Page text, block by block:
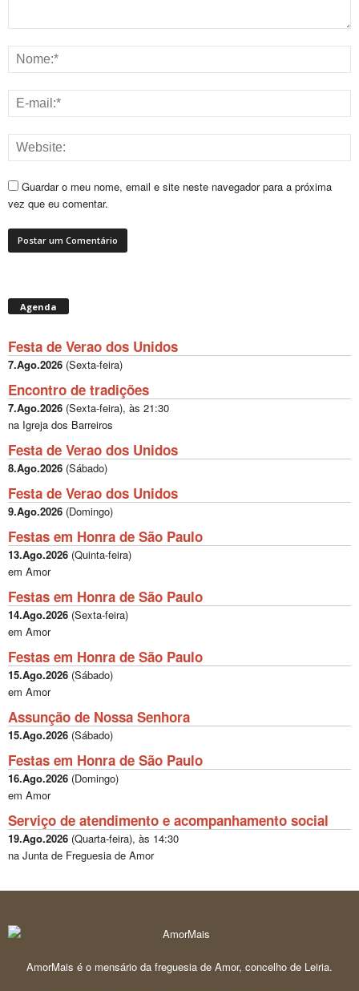
Guardar o meu nome, email e site neste navegador para a próxima
vez que eu comentar.
Agenda
Festa de Verao dos Unidos
7.Ago.2026 (Sexta-feira)
Encontro de tradições
7.Ago.2026 (Sexta-feira), às 21:30
na Igreja dos Barreiros
Festa de Verao dos Unidos
8.Ago.2026 (Sábado)
Festa de Verao dos Unidos
9.Ago.2026 (Domingo)
Festas em Honra de São Paulo
13.Ago.2026 (Quinta-feira)
em Amor
Festas em Honra de São Paulo
14.Ago.2026 (Sexta-feira)
em Amor
Festas em Honra de São Paulo
15.Ago.2026 (Sábado)
em Amor
Assunção de Nossa Senhora
15.Ago.2026 (Sábado)
Festas em Honra de São Paulo
16.Ago.2026 (Domingo)
em Amor
Serviço de atendimento e acompanhamento social
19.Ago.2026 (Quarta-feira), às 14:30
na Junta de Freguesia de Amor
AmorMais é o mensário da freguesia de Amor, concelho de Leiria.